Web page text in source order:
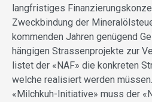
langfristiges
Zweckbindung der
kommenden Jahren genügend
hängigen Strassenprojekte zur
listet der «NAF» die konkreten
welche realisiert werden
«Milchkuh-Initiative» muss der